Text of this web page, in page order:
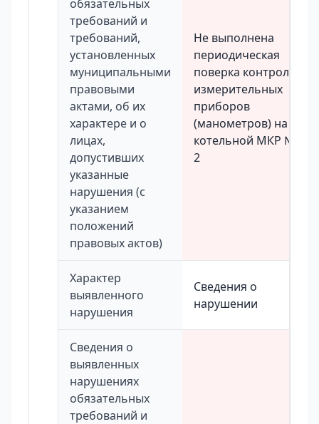
обязательных
требований и
требований,
установленных
муниципальными
правовыми
актами, об их
характере и о
лицах,
допустивших
указанные
нарушения (с
указанием
положений
правовых актов)
Не выполнена
периодическая
поверка контроль-
измерительных
приборов
(манометров) на
котельной МКР №
2
Характер
выявленного
нарушения
Сведения о
нарушении
Сведения о
выявленных
нарушениях
обязательных
требований и